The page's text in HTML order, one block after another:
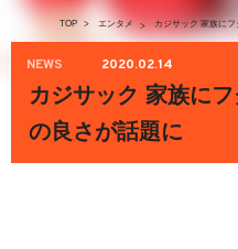
TOP > エンタメ >
NEWS 2020.02.14
カジサック 家族に
の良さが話題に